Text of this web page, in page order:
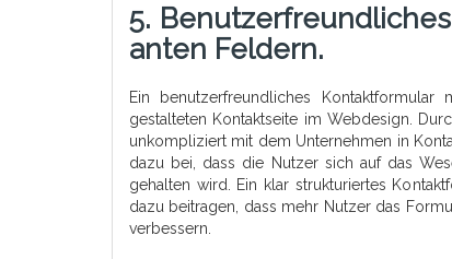
5.
Anten Feldern.
Ein benutzerfreundliches
gestalteten Kontaktseite im Webdesign.
unkompliziert mit dem Unternehmen in
dazu bei, dass die Nutzer sich auf das
gehalten wird. Ein klar strukturiertes
dazu beitragen, dass mehr Nutzer das
verbessern.